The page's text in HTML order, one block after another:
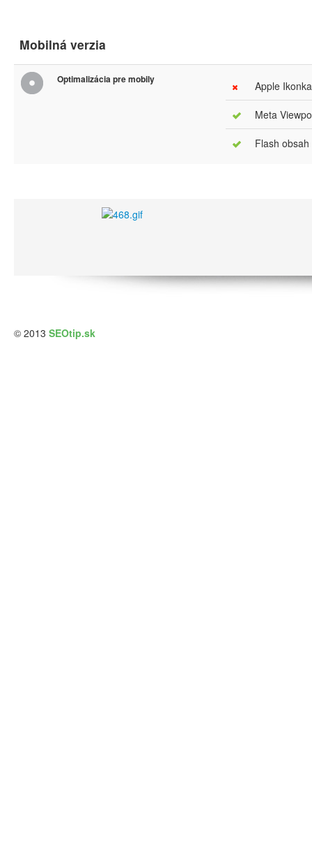
Mobilná verzia
Optimalizácia pre mobily Apple Ikonka
Meta
Flash obsah
© 2013 SEOtip.sk